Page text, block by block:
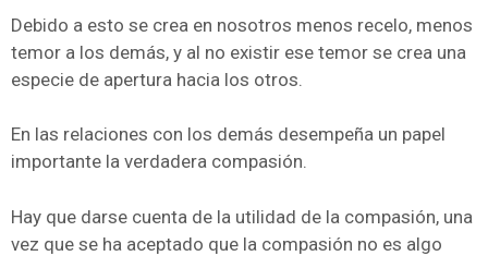
Debido a esto se crea en nosotros menos recelo, menos
temor a los demás, y al no existir ese temor se crea una
especie de apertura hacia los otros.
En las relaciones con los demás desempeña un papel
importante la verdadera compasión.
Hay que darse cuenta de la utilidad de la compasión, una
vez que se ha aceptado que la compasión no es algo